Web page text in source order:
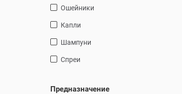
ошейники
капли
шампуни
спреи
Предназначение